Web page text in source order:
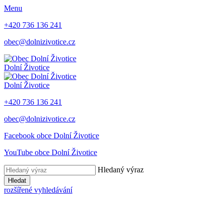
Menu
+420 736 136 241
obec@dolnizivotice.cz
Dolní Životice
Dolní Životice
+420 736 136 241
obec@dolnizivotice.cz
Facebook obce Dolní Životice
YouTube obce Dolní Životice
Hledaný výraz
Hledat
rozšířené vyhledávání